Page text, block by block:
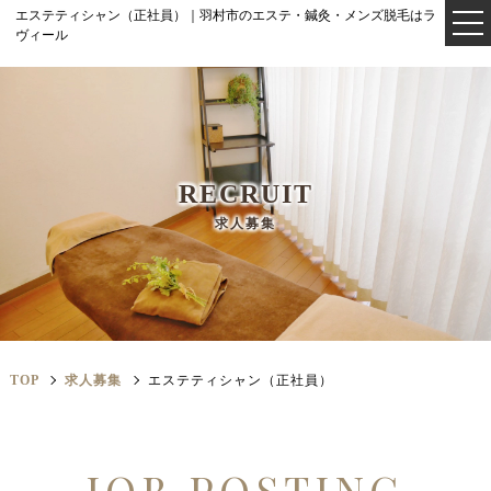
エステティシャン（正社員）｜羽村市のエステ・鍼灸・メンズ脱毛はラ
ヴィール
RECRUIT
求人募集
TOP 求人募集 エステティシャン（正社員）